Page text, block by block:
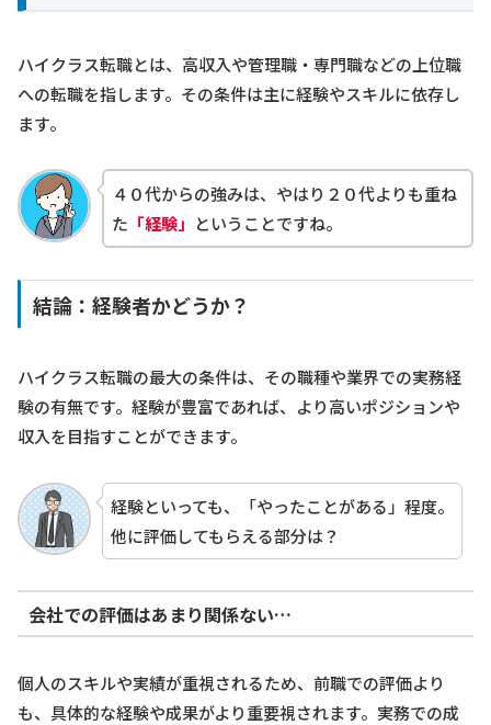
ハイクラス転職とは、高収入や管理職・専門職などの上位職
への転職を指します。その条件は主に経験やスキルに依存し
ます。
４０代からの強みは、やはり２０代よりも重ね
た 「経験」 ということですね。
結論：経験者かどうか？
ハイクラス転職の最大の条件は、その職種や業界での実務経
験の有無です。経験が豊富であれば、より高いポジションや
収入を目指すことができます。
経験といっても、「やったことがある」程度。
他に評価してもらえる部分は？
会社での評価はあまり関係ない…
個人のスキルや実績が重視されるため、前職での評価より
も、具体的な経験や成果がより重要視されます。実務での成